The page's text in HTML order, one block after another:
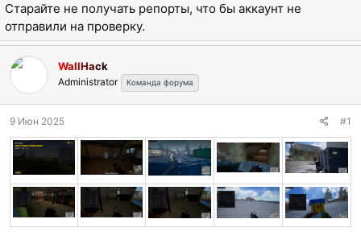
Старайте не получать репорты, что бы аккаунт не
отправили на проверку.
WallHack
Administrator Команда форума
9 Июн 2025 #1